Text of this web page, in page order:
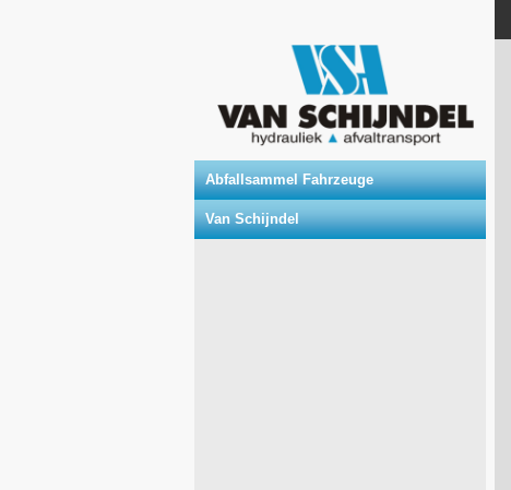
Abfallsammel Fahrzeuge
Van Schijndel